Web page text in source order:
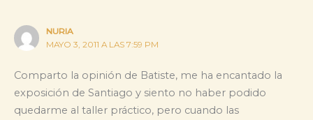
NURIA
MAYO 3, 2011 A LAS 7:59 PM
Comparto la opinión de Batiste, me ha encantado la
exposición de Santiago y siento no haber podido
quedarme al taller práctico, pero cuando las